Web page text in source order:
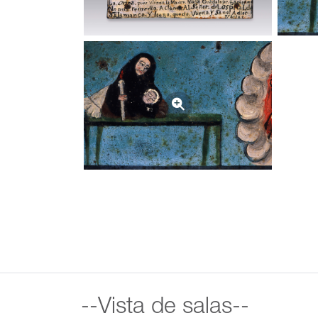
--Vista de salas--